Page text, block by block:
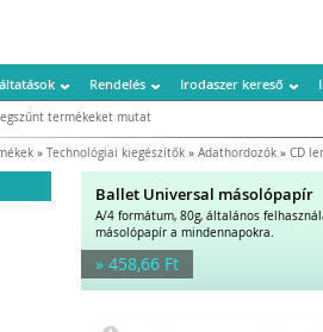
Rendelés Irodaszer kereső
termékeket mutat
» Technológiai kiegészítők » Adathordozók » CD
Ballet Universal másolópapír
A/4 formátum, 80g, általános
másolópapír a mindennapokra.
» 458,66 Ft